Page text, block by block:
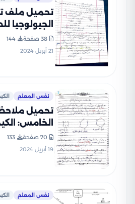
تحميل ملف
الجيولوجيا
الثانوي
38 صفحة
144
21 أبريل 2024
نفس المعلم
تحميل
الخامس:
للصف الثالث
70 صفحة
133
19 أبريل 2024
نفس المعلم